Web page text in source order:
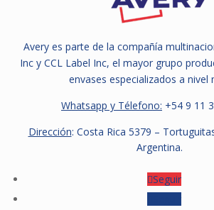
Avery es parte de la compañía
Inc y CCL Label Inc, el mayor grupo
envases especializados a nivel
Whatsapp y Télefono: +54 9 11
Dirección: Costa Rica 5379 –
Argentina.
Seguir